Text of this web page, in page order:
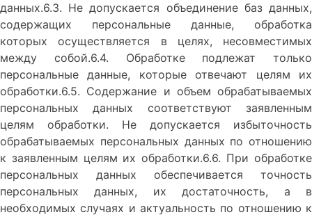
данных.6.3. Не допускается объединение баз данных,
содержащих персональные данные, обработка
которых осуществляется в целях, несовместимых
между собой.6.4. Обработке подлежат только
персональные данные, которые отвечают целям их
обработки.6.5. Содержание и объем обрабатываемых
персональных данных соответствуют заявленным
целям обработки. Не допускается избыточность
обрабатываемых персональных данных по отношению
к заявленным целям их обработки.6.6. При обработке
персональных данных обеспечивается точность
персональных данных, их достаточность, а в
необходимых случаях и актуальность по отношению к